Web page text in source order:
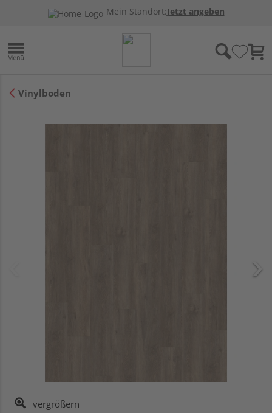
Mein Standort:Jetzt angeben
Vinylboden
vergrößern